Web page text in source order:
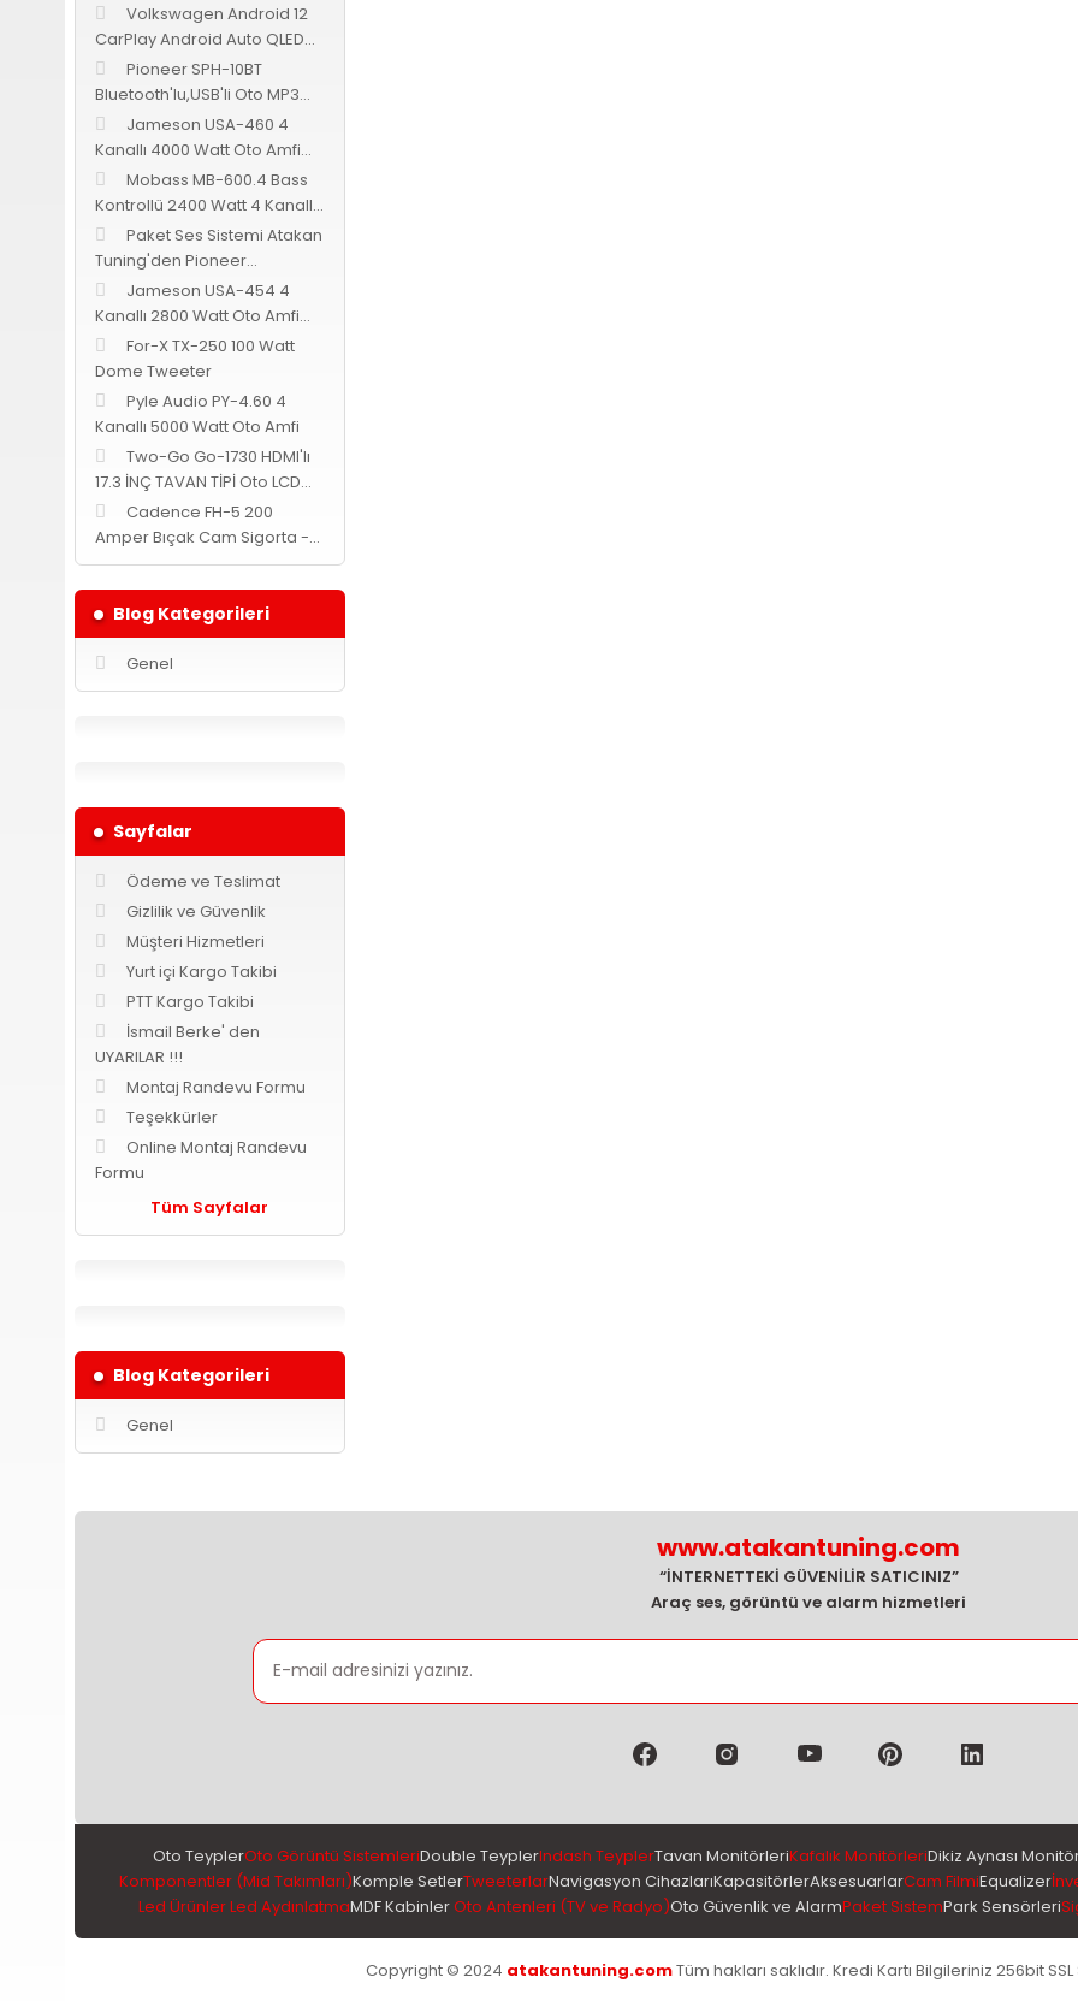
Volkswagen Android 12
CarPlay Android Auto QLED
Multimedya Navix
Pioneer SPH-10BT
Bluetooth'lu,USB'li Oto MP3
TeypJameson USA-460 4
Kanallı 4000 Watt Oto Amfi
Bass Kontrollü
Mobass MB-600.4 Bass
Kontrollü 2400 Watt 4 Kanallı
Oto Amfi
Paket Ses Sistemi Atakan
Tuning'den Pioneer
Cadence Jameson
Jameson USA-454 4
Kanallı 2800 Watt Oto Amfi
Bass Kontrollü
For-X TX-250 100 Watt
Dome Tweeter
Pyle Audio PY-4.60 4
Kanallı 5000 Watt Oto Amfi
Two-Go Go-1730 HDMI'lı
17.3 İNÇ TAVAN TİPİ Oto LCD
MONİTÖR -Siyah-
Cadence FH-5 200
Amper Bıçak Cam Sigorta -
Yuvarlak-
Blog Kategorileri
Genel
Sayfalar
Ödeme ve Teslimat
Gizlilik ve Güvenlik
Müşteri Hizmetleri
Yurt içi Kargo Takibi
PTT Kargo Takibi
İsmail Berke' den
UYARILAR !!!
Montaj Randevu Formu
Teşekkürler
Online Montaj Randevu
Formu
Tüm Sayfalar
Blog Kategorileri
Genel
www.atakantuning.com
“İNTERNETTEKİ GÜVENİLİR SATICINIZ”
Araç ses, görüntü ve alarm hizmetleri
Oto TeyplerOto Görüntü SistemleriDouble TeyplerIndash TeyplerTavan MonitörleriKafalık MonitörleriDikiz Aynası
Komponentler (Mid Takımları)Komple SetlerTweeterlarNavigasyon CihazlarıKapasitörlerAksesuarlarCam FilmiEqualizer
Led Ürünler Led AydınlatmaMDF KabinlerOto Antenleri (TV ve Radyo)Oto Güvenlik ve AlarmPaket SistemPark Sensörleri
Copyright © 2024 atakantuning.comTüm hakları saklıdır. Kredi Kartı Bilgileriniz 256bit